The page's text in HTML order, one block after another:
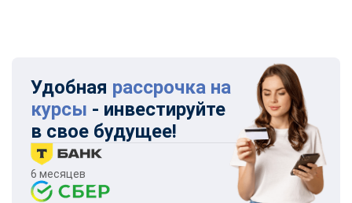
Удобная рассрочка на
курсы - инвестируйте
в свое будущее!
6 месяцев